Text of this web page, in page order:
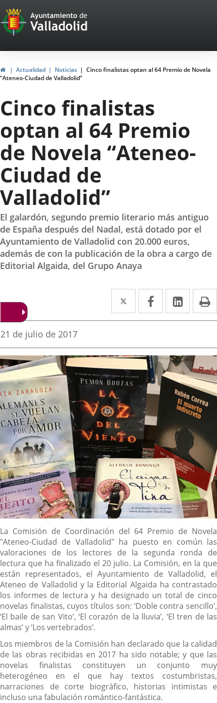
Portal
Web
del
Ayuntamiento
de
Valladolid
InicioActualidad Noticias
Cinco finalistas optan al 64 Premio de Novela
“Ateneo-Ciudad de Valladolid”
Cinco finalistas
optan al 64 Premio
de Novela “Ateneo-
Ciudad de
Valladolid”
El galardón, segundo premio literario más antiguo
de España después del Nadal, está dotado por el
Ayuntamiento de Valladolid con 20.000 euros,
además de con la publicación de la obra a cargo de
Editorial Algaida, del Grupo Anaya
Twitter
Enlace
a
aplicación
externa.
Facebook
Enlace
a
aplicación
externa.
Enlace
a
Fecha
la
noticia
21 de julio de 2017
Descripción
La Comisión de Coordinación del 64 Premio de Novela
"Ateneo-Ciudad de Valladolid" ha puesto en común las
valoraciones de los lectores de la segunda ronda de
lectura que ha finalizado el 20 julio. La Comisión, en la que
están representados, el Ayuntamiento de Valladolid, el
Ateneo de Valladolid y la Editorial Algaida ha contrastado
los informes de lectura y ha designado un total de cinco
novelas finalistas, cuyos títulos son: ‘Doble contra sencillo’,
‘El baile de san Vito’, ‘El corazón de la lluvia’, ‘El tren de las
almas’ y ‘Los vertebrados’.
Los miembros de la Comisión han declarado que la calidad
de las obras recibidas en 2017 ha sido notable; y que las
novelas finalistas constituyen un conjunto muy
heterogéneo en el que hay textos costumbristas,
narraciones de corte biográfico, historias intimistas e
incluso una fabulación romántico-fantástica.